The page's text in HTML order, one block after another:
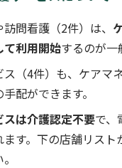
問看護（2件）は、
て利用開始するのが一
ス（4件）も、ケアマ
配ができます。
スは介護認定不要で、
ます。下の店舗リスト